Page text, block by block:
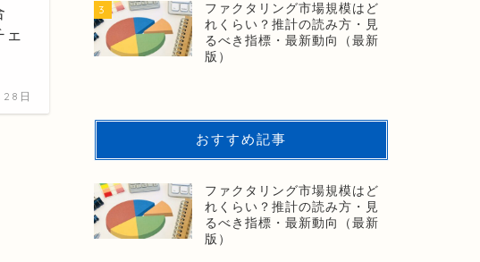
日
3
ファクタリング市場規模はど
れくらい？推計の読み方・見
るべき指標・最新動向（最新
版）
おすすめ記事
ファクタリング市場規模はど
れくらい？推計の読み方・見
るべき指標・最新動向（最新
版）